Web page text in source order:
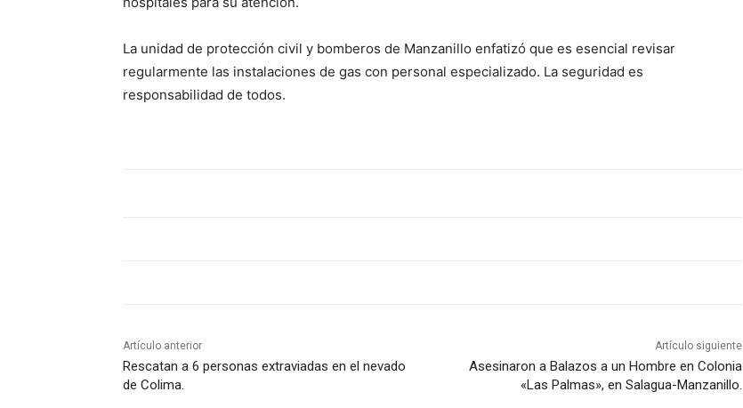
La unidad de protección civil y bomberos de Manzanillo enfatizó que es esencial revisar
regularmente las instalaciones de gas con personal especializado. La seguridad es
responsabilidad de todos.
Artículo anterior
Rescatan a 6 personas extraviadas en el nevado
de Colima.
Artículo siguiente
Asesinaron a Balazos a un Hombre en Colonia
«Las Palmas», en Salagua-Manzanillo.